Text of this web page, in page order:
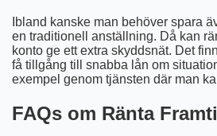
Ibland kanske man behöver spara
en traditionell anställning. Då kan
konto ge ett extra skyddsnät. Det
få tillgång till snabba lån om
exempel genom tjänsten där man
FAQs om Ränta